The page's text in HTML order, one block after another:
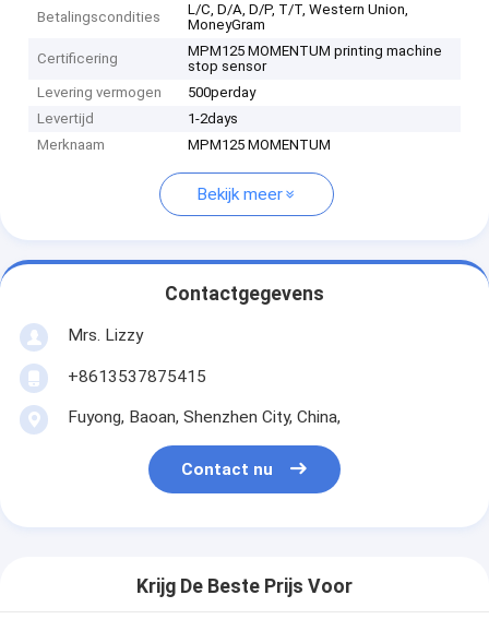
Betalingscondities
L/C, D/A, D/P, T/T, Western Union,
MoneyGram
Certificering
MPM125 MOMENTUM printing machine
stop sensor
Levering vermogen
500perday
Levertijd
1-2days
Merknaam
MPM125 MOMENTUM
Bekijk meer
Contactgegevens
Mrs. Lizzy
+8613537875415
Fuyong, Baoan, Shenzhen City, China,
Contact nu
Krijg De Beste Prijs Voor